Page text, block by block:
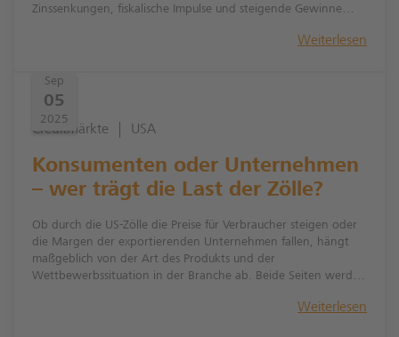
Zinssenkungen, fiskalische Impulse und steigende Gewinne
Weiterlesen
Sep
05
2025
Creditmärkte USA
Konsumenten oder Unternehmen
– wer trägt die Last der Zölle?
Ob durch die US-Zölle die Preise für Verbraucher steigen oder
die Margen der exportierenden Unternehmen fallen, hängt
maßgeblich von der Art des Produkts und der
Wettbewerbssituation in der Branche ab. Beide Seiten werden
und anderen diskretionären Konsumgütern dürfte der von den
Weiterlesen